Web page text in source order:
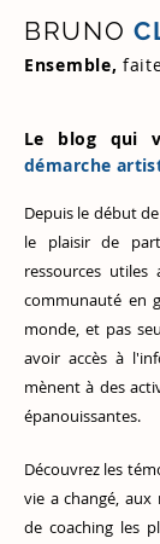
BRUNO
Ensemble,
Le blog qui
démarche
Depuis le début
le plaisir de
ressources
communauté en
monde, et pas
avoir accès à
mènent à des
épanouissantes.
Découvrez les
vie a changé,
de coaching les